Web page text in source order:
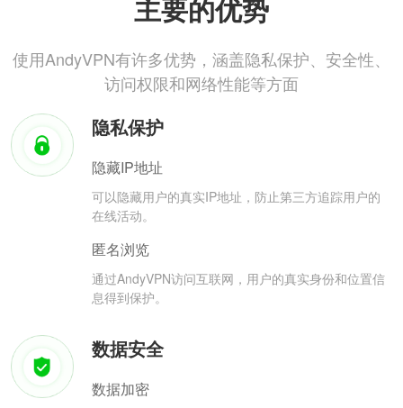
主要的优势
使用AndyVPN有许多优势，涵盖隐私保护、安全性、
访问权限和网络性能等方面
隐私保护
隐藏IP地址
可以隐藏用户的真实IP地址，防止第三方追踪用户的
在线活动。
匿名浏览
通过AndyVPN访问互联网，用户的真实身份和位置信
息得到保护。
数据安全
数据加密